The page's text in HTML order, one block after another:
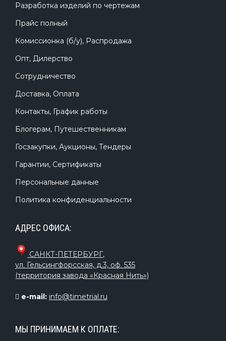
Разработка изделий по чертежам
Прайс полный
Комиссионка (б/у), Распродажа
Опт, Дилерство
Сотрудничество
Доставка, Оплата
Контакты, График работы
Блогерам, Путешественникам
Госзакупки, Аукционы, Тендеры
Гарантии, Сертификаты
Персональные данные
Политика конфиденциальности
АДРЕС ОФИСА:
САНКТ-ПЕТЕРБУРГ,
ул. Гельсингфорсская, д.3, оф. 535
(территория завода «Красная Нить»)
e-mail: info@timetrial.ru
МЫ ПРИНИМАЕМ К ОПЛАТЕ: